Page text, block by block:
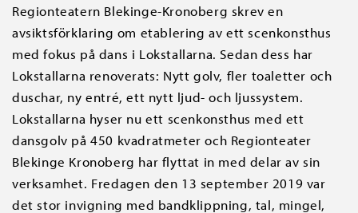
Regionteatern Blekinge-Kronoberg skrev en
avsiktsförklaring om etablering av ett scenkonsthus
med fokus på dans i Lokstallarna. Sedan dess har
Lokstallarna renoverats: Nytt golv, fler toaletter och
duschar, ny entré, ett nytt ljud- och ljussystem.
Lokstallarna hyser nu ett scenkonsthus med ett
dansgolv på 450 kvadratmeter och Regionteater
Blekinge Kronoberg har flyttat in med delar av sin
verksamhet. Fredagen den 13 september 2019 var
det stor invigning med bandklippning, tal, mingel,